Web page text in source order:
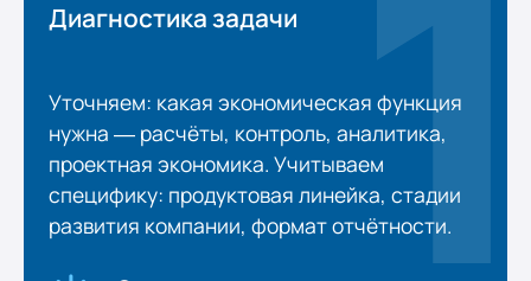
Диагностика задачи
Уточняем: какая экономическая функция
нужна — расчёты, контроль, аналитика,
проектная экономика. Учитываем
специфику: продуктовая линейка, стадии
развития компании, формат отчётности.